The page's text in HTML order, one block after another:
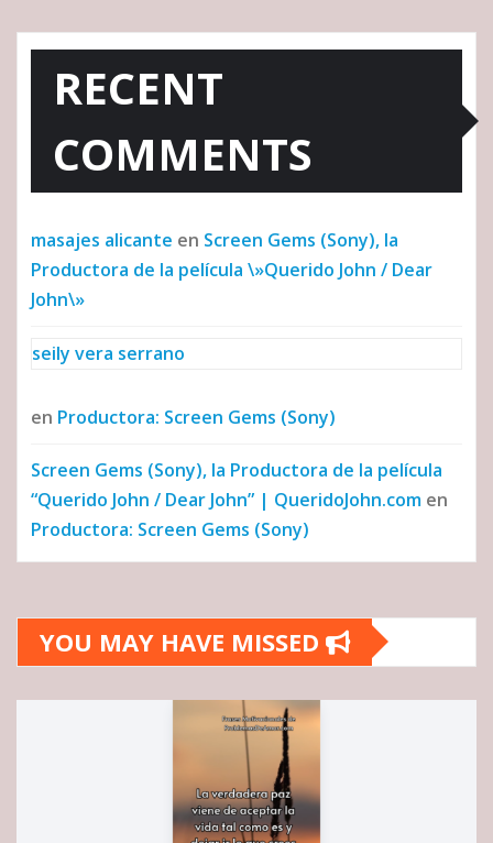
RECENT
COMMENTS
masajes alicante en Screen Gems (Sony), la
Productora de la película \»Querido John / Dear
John\»
seily vera serrano
en Productora: Screen Gems (Sony)
Screen Gems (Sony), la Productora de la película
“Querido John / Dear John” | QueridoJohn.com en
Productora: Screen Gems (Sony)
YOU MAY HAVE MISSED